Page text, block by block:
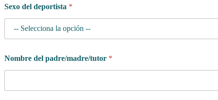
Sexo del deportista *
Nombre del padre/madre/tutor *